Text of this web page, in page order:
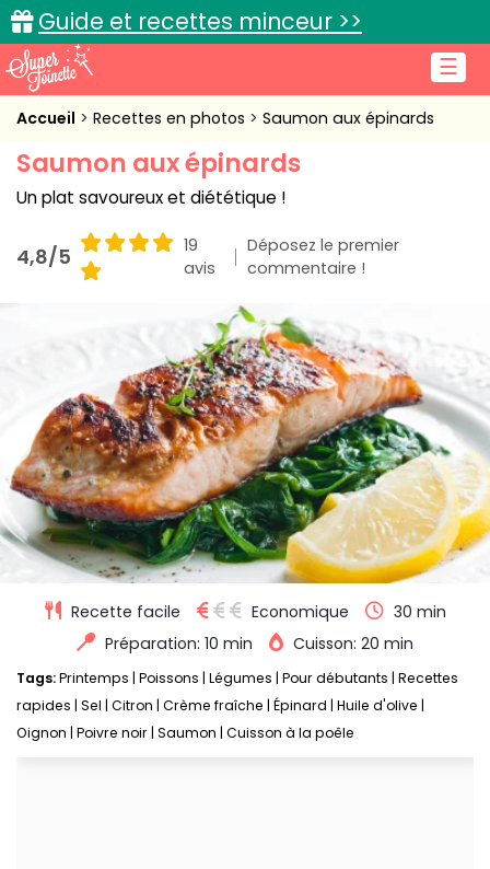
☰
Guide et recettes minceur >>
Accueil
Recettes de cuisine
Cuisine pratique
L'actu cuisine
Connexion
Accueil Recettes en photos Saumon aux épinards
Saumon aux épinards
Un plat savoureux et diététique !
4,8/5
19
avis
Déposez le premier
commentaire !
Recette facile Economique
30 min
Préparation: 10 min
Cuisson: 20 min
Tags:Printemps Poissons Légumes Pour débutants Recettes
rapides Sel Citron Crème fraîche Épinard Huile d'olive
Oignon Poivre noir Saumon Cuisson à la poêle